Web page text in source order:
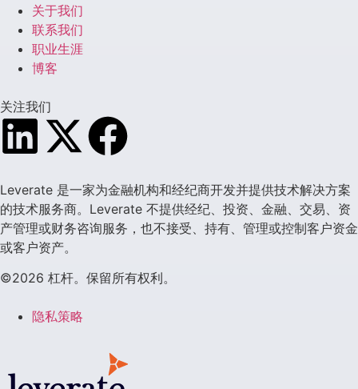
关于我们
联系我们
职业生涯
博客
关注我们
Leverate 是一家为金融机构和经纪商开发并提供技术解决方案
的技术服务商。Leverate 不提供经纪、投资、金融、交易、资
产管理或财务咨询服务，也不接受、持有、管理或控制客户资金
或客户资产。
©2026 杠杆。保留所有权利。
隐私策略